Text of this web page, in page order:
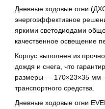
Дневные ходовые огни
энергоэффективное
яркими светодиодами
качественное освещение
Корпус выполнен из
дождя и снега, что
размеры — 170×23×35 мм —
транспортного средства.
Дневные ходовые огни